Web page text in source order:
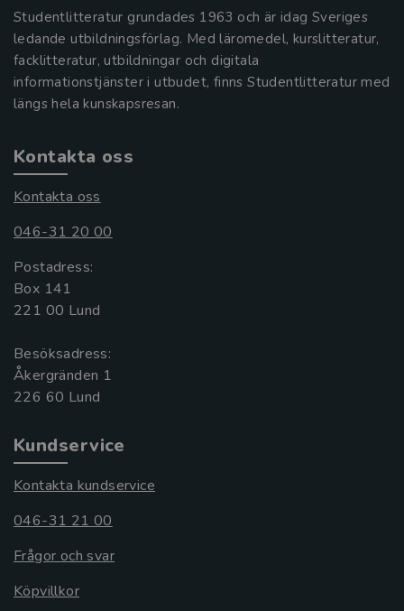
Studentlitteratur grundades 1963 och är idag Sveriges
ledande utbildningsförlag. Med läromedel, kurslitteratur,
facklitteratur, utbildningar och digitala
informationstjänster i utbudet, finns Studentlitteratur med
längs hela kunskapsresan.
Kontakta oss
Kontakta oss
046-31 20 00
Postadress:
Box 141
221 00 Lund
Besöksadress:
Åkergränden 1
Kundservice
Kontakta kundservice
046-31 21 00
Frågor och svar
Köpvillkor